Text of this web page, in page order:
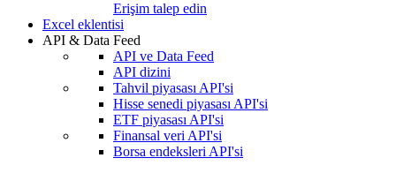
Erişim talep edin
Excel eklentisi
API & Data Feed
API ve Data Feed
API dizini
Tahvil piyasası API'si
Hisse senedi piyasası API'si
ETF piyasası API'si
Finansal veri API'si
Borsa endeksleri API'si